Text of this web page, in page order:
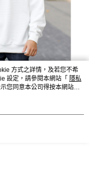
方式之詳情，及若您不希
設定，請參閱本網站「 隱私
您同意本公司得按本網站使